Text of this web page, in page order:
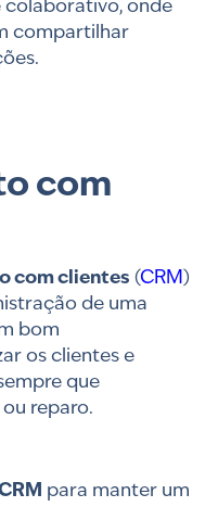
colaborativo, onde
compartilhar
com
com clientes (CRM )
de uma
bom
os clientes e
que
reparo.
para manter um